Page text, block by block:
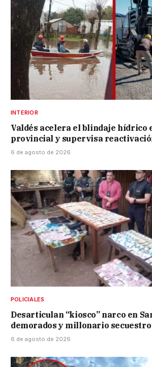
INTERIOR
Valdés acelera el blindaje hídrico
provincial y supervisa
6 de agosto de 2026
POLICIALES
Desarticulan “kiosco” narco en
demorados y millonario
6 de agosto de 2026